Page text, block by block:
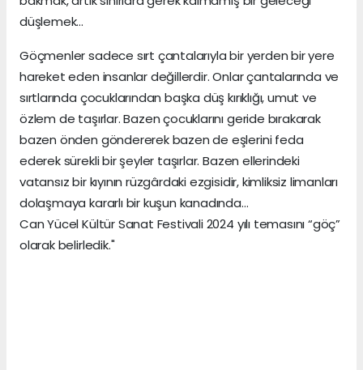
düşlemek…
Göçmenler sadece sırt çantalarıyla bir yerden bir yere
hareket eden insanlar değillerdir. Onlar çantalarında ve
sırtlarında çocuklarından başka düş kırıklığı, umut ve
özlem de taşırlar. Bazen çocuklarını geride bırakarak
bazen önden göndererek bazen de eşlerini feda
ederek sürekli bir şeyler taşırlar. Bazen ellerindeki
vatansız bir kıyının rüzgârdaki ezgisidir, kimliksiz limanları
dolaşmaya kararlı bir kuşun kanadında…
Can Yücel Kültür Sanat Festivali 2024 yılı temasını “göç”
olarak belirledik."